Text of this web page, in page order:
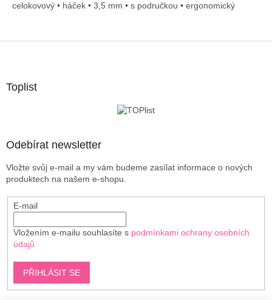
celokovový • háček • 3,5 mm • s područkou • ergonomický
Toplist
Odebírat newsletter
Vložte svůj e-mail a my vám budeme zasílat informace o nových
produktech na našem e-shopu.
E-mail
Vložením e-mailu souhlasíte s podmínkami ochrany osobních
údajů
PŘIHLÁSIT SE